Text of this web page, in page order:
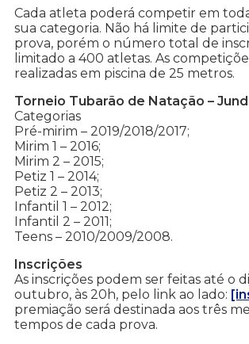
Cada atleta poderá competir em
sua categoria. Não há limite de
prova, porém o número total de
limitado a 400 atletas. As
realizadas em piscina de 25 metros.
Torneio Tubarão de Natação –
Categorias
Pré-mirim – 2019/2018/2017;
Mirim 1 – 2016;
Mirim 2 – 2015;
Petiz 1 – 2014;
Petiz 2 – 2013;
Infantil 1 – 2012;
Infantil 2 – 2011;
Teens – 2010/2009/2008.
Inscrições
As inscrições podem ser feitas até o
outubro, às 20h, pelo link ao lado:
premiação será destinada aos três
tempos de cada prova.